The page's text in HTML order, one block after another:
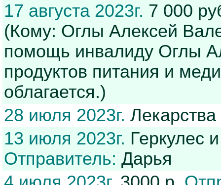
17 августа 2023г. 7 000
(Кому: Оглы Алексей
помощь инвалиду Оглы
продуктов питания и
облагается.)
28 июля 2023г. Лекарства
13 июля 2023г. Геркулес
Отправитель: Дарья